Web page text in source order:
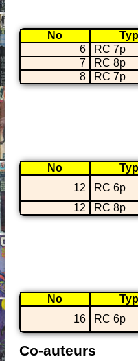
No
6
RC 7p
7
RC 8p
8
RC 7p
No
12
RC 6p
12
RC 8p
No
16
RC 6p
Co-auteurs